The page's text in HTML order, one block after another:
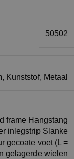
50502
, Kunststof, Metaal
frame Hangstang
inlegstrip Slanke
gecoate voet (L =
gelagerde wielen